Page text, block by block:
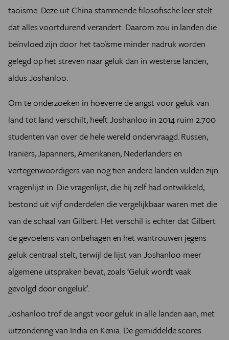
taoïsme. Deze uit China stammende filosofische leer stelt
dat alles voortdurend verandert. Daarom zou in landen die
beïnvloed zijn door het taoïsme minder nadruk worden
gelegd op het streven naar geluk dan in westerse landen,
aldus Joshanloo.
Om te onderzoeken in hoeverre de angst voor geluk van
land tot land verschilt, heeft Joshanloo in 2014 ruim 2.700
studenten van over de hele wereld ondervraagd. Russen,
Iraniërs, Japanners, Amerikanen, Nederlanders en
vertegenwoordigers van nog tien andere landen vulden zijn
vragenlijst in. Die vragenlijst, die hij zelf had ontwikkeld,
bestond uit vijf onderdelen die vergelijkbaar waren met die
van de schaal van Gilbert. Het verschil is echter dat Gilbert
de gevoelens van onbehagen en het wantrouwen jegens
geluk centraal stelt, terwijl de lijst van Joshanloo meer
algemene uitspraken bevat, zoals ‘Geluk wordt vaak
gevolgd door ongeluk’.
Joshanloo trof de angst voor geluk in alle landen aan, met
uitzondering van India en Kenia. De gemiddelde scores